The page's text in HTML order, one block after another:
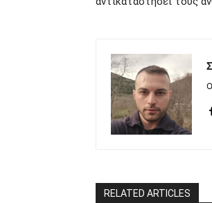
RELATED ARTICLES